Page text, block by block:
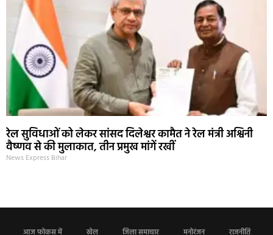
रेल सुविधाओं को लेकर सांसद दिलेश्वर कामैत ने रेल मंत्री अश्विनी
वैष्णव से की मुलाकात, तीन प्रमुख मांगें रखीं
News Express Bihar